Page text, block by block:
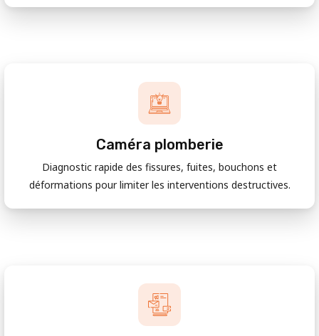
Caméra plomberie
Diagnostic rapide des fissures, fuites, bouchons et
déformations pour limiter les interventions destructives.